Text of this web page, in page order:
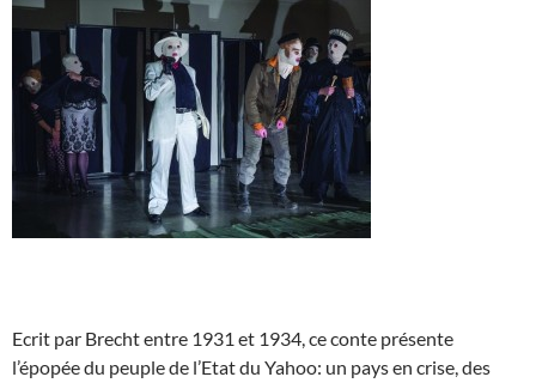
Ecrit par Brecht entre 1931 et 1934, ce conte présente
l’épopée du peuple de l’Etat du Yahoo: un pays en crise, des